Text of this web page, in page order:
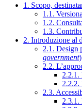
1. Scopo,
1.1.
1.2.
1.3.
2. Introduzione al
2.1. Design
government)
2.2.
2.2.1.
2.2.2.
2.3.
2.3.1.